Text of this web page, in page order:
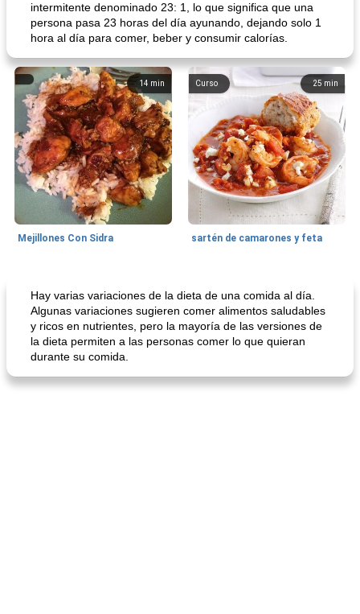
intermitente denominado 23: 1, lo que significa que una
persona pasa 23 horas del día ayunando, dejando solo 1
hora al día para comer, beber y consumir calorías.
14 min
Mejillones Con Sidra
25 min
Curso
sartén de camarones y feta
Hay varias variaciones de la dieta de una comida al día.
Algunas variaciones sugieren comer alimentos saludables
y ricos en nutrientes, pero la mayoría de las versiones de
la dieta permiten a las personas comer lo que quieran
durante su comida.